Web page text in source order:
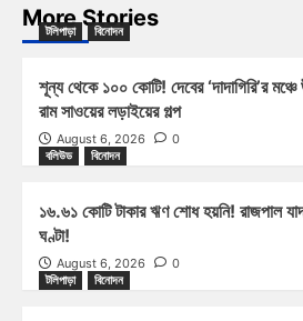
More Stories
টলিপাড়া বিনোদন
শূন্য থেকে ১০০ কোটি! দেবের ‘দাদাগিরি’র
রাম সাওয়ের লড়াইয়ের গল্প
August 6, 2026
0
বলিউড
বিনোদন
১৬.৬১ কোটি টাকার ঋণ শোধ হয়নি! রাজপাল
ঘণ্টা!
August 6, 2026
0
টলিপাড়া
বিনোদন